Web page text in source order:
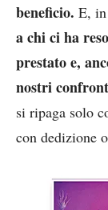
beneficio. E,
a chi ci ha
prestato e,
nostri
si ripaga solo
con dedizione